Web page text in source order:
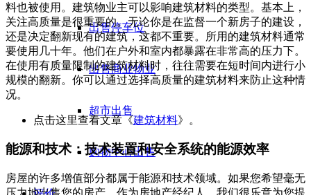
出售停车位
出售商业物业
超市出售
购物中心出售
料也被使用。建筑物业主可以影响建筑材料的类型。基本上，
关注高质量是很重要的。无论你是在监督一个新房子的建设，
还是决定翻新现有的建筑，这都不重要。所用的建筑材料通常
要使用几十年。他们在户外和室内都暴露在非常高的压力下。
在使用有质量限制的建筑材料时，往往需要在短时间内进行小
规模的翻新。你可以通过选择高质量的建筑材料来防止这种情
况。
点击这里查看文章《建筑材料》。
能源和技术：技术装置和安全系统的能源效率
房屋的许多增值部分都属于能源和技术领域。如果您希望毫无
压力地出售您的房产，作为房地产经纪人，我们很乐意为您提